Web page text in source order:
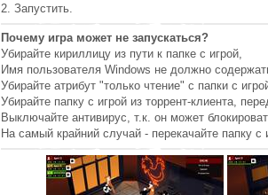
2. Запустить.
Почему игра может не запускаться?
Убирайте кириллицу из пути к папке с игрой,
Имя пользователя Windows не должно
Убирайте атрибут "только чтение" с папки с
Убирайте папку с игрой из торрент-клиента,
Выключайте антивирус, т.к. он может
На самый крайний случай - перекачайте папку с